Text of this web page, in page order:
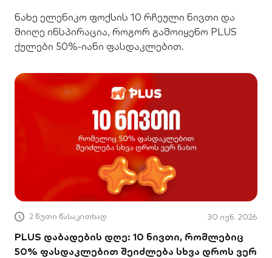
ნახე ელენიკო ფოქსის 10 რჩეული ნივთი და
მიიღე ინსპირაცია, როგორ გამოიყენო PLUS
ქულები 50%-იანი ფასდაკლებით.
2 წუთი წასაკითხად 30 ივნ. 2026
PLUS დაბადების დღე: 10 ნივთი, რომლებიც
50% ფასდაკლებით შეიძლება სხვა დროს ვერ